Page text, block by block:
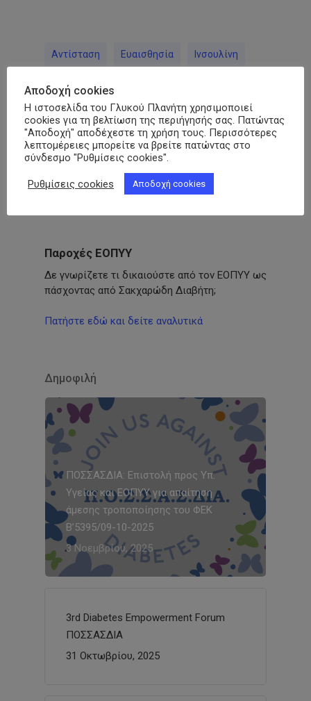
Αντίσταση Ευαισθησία Ινσουλίνη
Γραμματεία ΠΟΣΣΑΣΔΙΑ
Παροχές ΕΟΠΥΥ
Δε γνωρίζετε τι δικαιούστε από τον ΕΟΠΥΥ ως
πάσχοντας από Σακχαρώδη Διαβήτη;
Πατήστε εδώ και δείτε αναλυτικά
Δημοφιλή
ΠΟΣΣΑΣΔΙΑ: Επιστολή προς Υπ.
Υγείας και ΕΟΠΥΥ για απαίτηση
άμεσης τροποποίησης του ΦΕΚ
Β’5395/09-10-2025
3 Νοεμβρίου, 2025
3rd Diabetes Empowerment Forum
ΠΟΣΣΑΣΔΙΑ
31 Οκτωβρίου, 2025
Αποδοχή cookies
Η ιστοσελίδα του Γλυκού Πλανήτη χρησιμοποιεί
cookies για τη βελτίωση της περιήγησής σας. Πατώντας
"Αποδοχή" αποδέχεστε τη χρήση τους. Περισσότερες
λεπτομέρειες μπορείτε να βρείτε πατώντας στο
σύνδεσμο "Ρυθμίσεις cookies".
Ρυθμίσεις cookies Αποδοχή cookies